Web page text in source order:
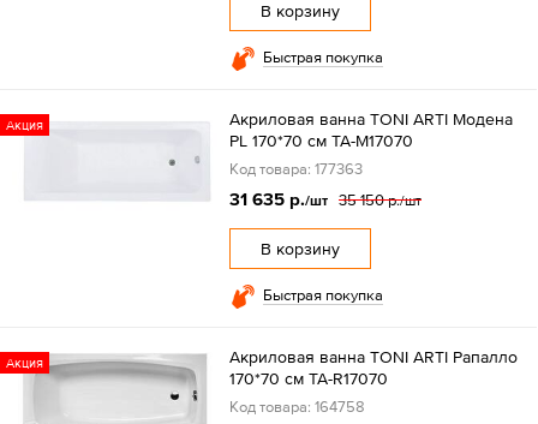
В корзину
Быстрая покупка
Акция
Акриловая ванна TONI ARTI Модена
PL 170*70 см TA-M17070
Код товара: 177363
31 635 р./шт 35 150 р./шт
В корзину
Быстрая покупка
Акция
Акриловая ванна TONI ARTI Рапалло
170*70 см TA-R17070
Код товара: 164758